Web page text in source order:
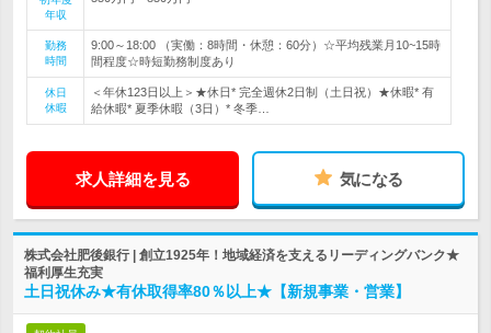
年収
勤務
時間
9:00～18:00 （実働：8時間・休憩：60分）☆平均残業月10~15時
間程度☆時短勤務制度あり
休日
休暇
＜年休123日以上＞★休日* 完全週休2日制（土日祝）★休暇* 有
給休暇* 夏季休暇（3日）* 冬季…
求人詳細を見る 気になる
株式会社肥後銀行 | 創立1925年！地域経済を支えるリーディングバンク★
福利厚生充実
土日祝休み★有休取得率80％以上★【新規事業・営業】